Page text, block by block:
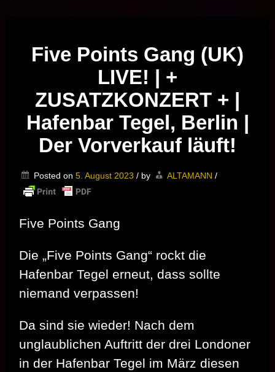
Five Points Gang (UK)
LIVE! | +
ZUSATZKONZERT + |
Hafenbar Tegel, Berlin |
Der Vorverkauf läuft!
Posted on 5. August 2023 / by ALTAMANN /
Five Points Gang
Die „Five Points Gang“ rockt die
Hafenbar Tegel erneut, dass sollte
niemand verpassen!
Da sind sie wieder! Nach dem
unglaublichen Auftritt der drei Londoner
in der Hafenbar Tegel im März diesen